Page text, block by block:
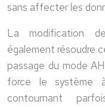
sans affecter les
La modification
également résoudre
passage du mode
force le système
contournant